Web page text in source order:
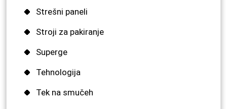
Strešni paneli
Stroji za pakiranje
Superge
Tehnologija
Tek na smučeh